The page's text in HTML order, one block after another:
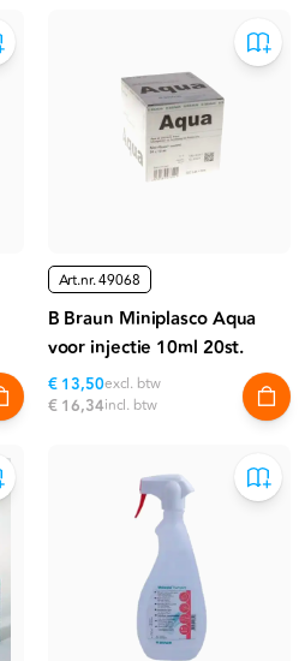
Art.nr.49068
B Braun Miniplasco Aqua
voor injectie 10ml 20st.
€ 13,50excl. btw
€ 16,34incl. btw